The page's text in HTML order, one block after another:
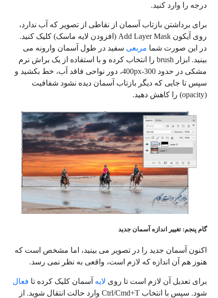
درجه را وارد کنید.
برای برداشتن بازتاب آسمان از نقاطی از تصویر که آب ندارد،
روی آیکون Add Layer Mask (افزودن لایه ماسک) کلیک کنید.
در این صورت شما مربعی سفید در طول آسمان وارونه می
بینید. ابزار brush را انتخاب کرده و با استفاده از یک براش نرم
مشکی در حدود 300-400px، دور نواحی فاقد آب، خط بکشید و
سپس تا جایی که دیگر بازتاب آسمان دیده نشود شفافیت
(opacity) را کاهش دهید.
گام پنجم: تغییر اندازه آسمان جدید
اکنون آسمان جدید را در تصویر می بینید، اما مشخص است که
هنوز هم آن اندازه که لازم است، واقعی به نظر نمی رسد.
برای تعدیل آن لازم است تا روی لایه آسمان کلیک کرده تا فعال
شود. سپس با انتخاب Ctrl/Cmd+T وارد حالت انتقال شوید. از